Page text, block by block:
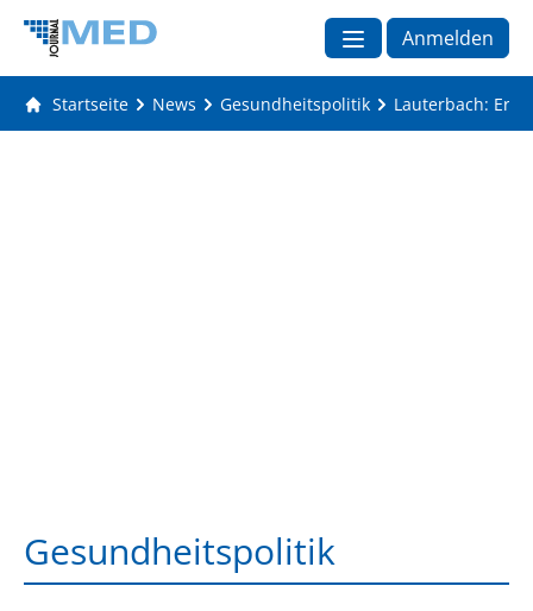
Anmelden
Startseite News Gesundheitspolitik Lauterbach:
Gesundheitspolitik